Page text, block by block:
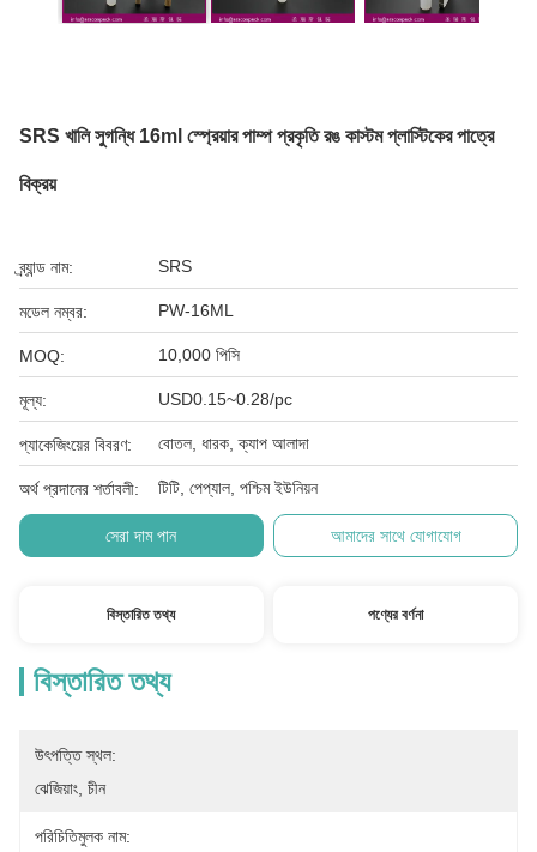
SRS খালি সুগন্ধি 16ml স্প্রেয়ার পাম্প প্রকৃতি রঙ কাস্টম প্লাস্টিকের পাত্রে
বিক্রয়
ব্র্যান্ড নাম: SRS
মডেল নম্বর: PW-16ML
MOQ: 10,000 পিসি
মূল্য: USD0.15~0.28/pc
প্যাকেজিংয়ের বিবরণ: বোতল, ধারক, ক্যাপ আলাদা
অর্থ প্রদানের শর্তাবলী: টিটি, পেপ্যাল, পশ্চিম ইউনিয়ন
সেরা দাম পান আমাদের সাথে যোগাযোগ
বিস্তারিত তথ্য পণ্যের বর্ণনা
বিস্তারিত তথ্য
উৎপত্তি স্থল:
ঝেজিয়াং, চীন
পরিচিতিমুলক নাম: